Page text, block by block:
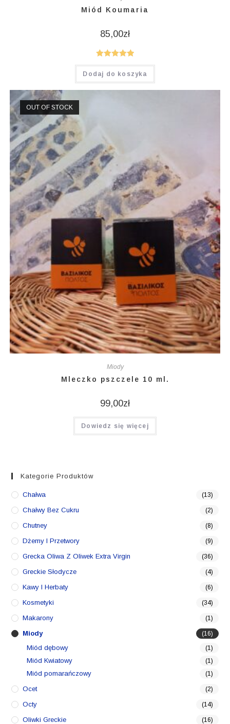
Miód Koumaria
85,00zł
Oceniono
5.00na 5
Dodaj do koszyka
OUT OF STOCK
Miody
Mleczko pszczele 10 ml.
99,00zł
Dowiedz się więcej
Kategorie Produktów
Chałwa (13)
Chałwy Bez Cukru (2)
Chutney (8)
Dżemy I Przetwory (9)
Grecka Oliwa Z Oliwek Extra Virgin (36)
Greckie Słodycze (4)
Kawy I Herbaty (6)
Kosmetyki (34)
Makarony (1)
Miody (16)
Miód dębowy (1)
Miód Kwiatowy (1)
Miód pomarańczowy (1)
Ocet (2)
Octy (14)
Oliwki Greckie (16)